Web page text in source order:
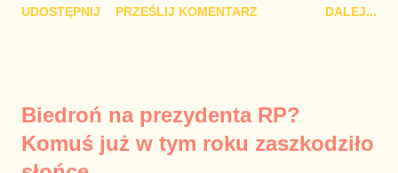
przez policjantów. Słowo „informacja” w odniesieniu do
Zielińskiego nad Policją. Zamiast przeprosić za swoje
zaniedbania i brak elementarnych kompetencji własnych oraz
współpracowników, Błaszczak zaatakował byłego szefa MSWiA
UDOSTĘPNIJ PRZEŚLIJ KOMENTARZ DALEJ...
Biedroń na prezydenta RP?
Komuś już w tym roku zaszkodziło